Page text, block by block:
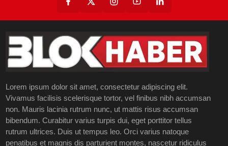
Lorem ipsum dolor sit amet, consectetur adipiscing elit.
Vivamus facilisis scelerisque tortor, vel finibus nibh accumsan
non. Mauris lacinia rutrum nunc, ut mattis risus accumsan
bibendum. Curabitur varius turpis dui, eget porttitor tellus
rutrum ultrices. Duis ut tempus leo. Orci varius natoque
penatibus et magnis dis parturient montes, nascetur ridiculus